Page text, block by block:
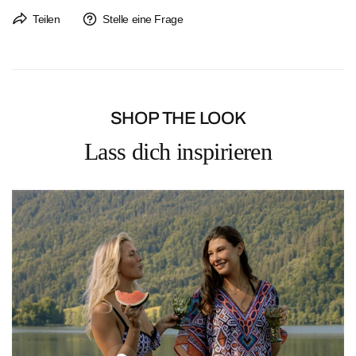
Der Rückversand ist immer kostenlos. Ein Rücksendeetikett liegt jeder
Teilen Stelle eine Frage
SHOP THE LOOK
Lass dich inspirieren